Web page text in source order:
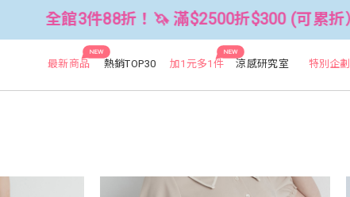
全館3件88折！🦄 滿$2500折$300 (可累折）
NEW
最新商品 熱銷TOP30
NEW
加1元多1件 涼感研究室 特別企劃